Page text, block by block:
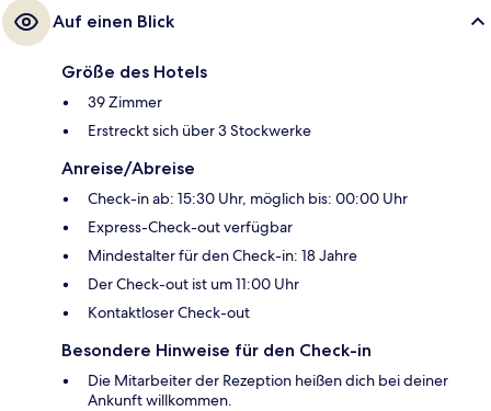
Auf einen Blick
Größe des Hotels
39 Zimmer
Erstreckt sich über 3 Stockwerke
Anreise/Abreise
Check-in ab: 15:30 Uhr, möglich bis: 00:00 Uhr
Express-Check-out verfügbar
Mindestalter für den Check-in: 18 Jahre
Der Check-out ist um 11:00 Uhr
Kontaktloser Check-out
Besondere Hinweise für den Check-in
Die Mitarbeiter der Rezeption heißen dich bei deiner
Ankunft willkommen.